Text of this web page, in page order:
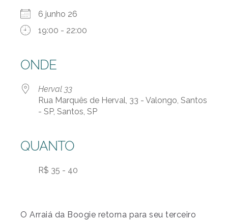
6 junho 26
19:00 - 22:00
ONDE
Herval 33
Rua Marquês de Herval, 33 - Valongo, Santos
- SP, Santos, SP
QUANTO
R$ 35 - 40
O Arraiá da Boogie retorna para seu terceiro